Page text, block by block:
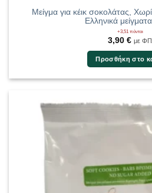
Μείγμα για κέικ σοκολάτας,
Ελληνικά
+3,51 πόντοι
3,90 € με
Προσθήκη στο